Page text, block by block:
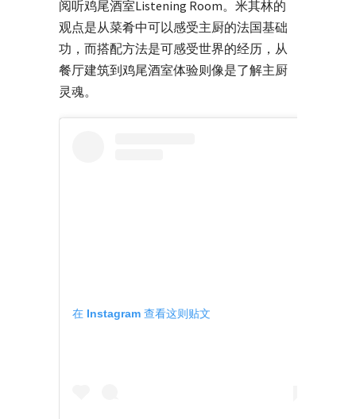
阅听鸡尾酒室Listening Room。米其林的
观点是从菜肴中可以感受主厨的法国基础
功，而搭配方法是可感受世界的经历，从
餐厅建筑到鸡尾酒室体验则像是了解主厨
灵魂。
在 Instagram 查看这则贴文